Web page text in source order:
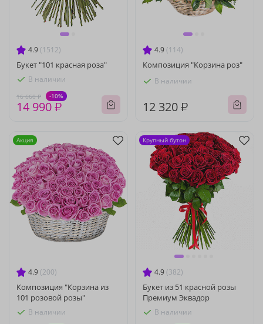
4.9 (1512)
Букет "101 красная роза"
В наличии
16 660 ₽ -10%
14 990 ₽
4.9 (114)
Композиция "Корзина роз"
В наличии
12 320 ₽
4.9 (200)
Композиция "Корзина из
101 розовой розы"
В наличии
Акция
4.9 (382)
Букет из 51 красной розы
Премиум Эквадор
В наличии
Крупный бутон